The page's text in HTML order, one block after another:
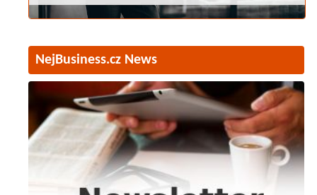
NejBusiness.cz News